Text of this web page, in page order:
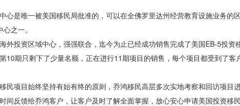
心是唯一被美国移民局批准的，可以在全佛罗里达州经营教育设施业务的
之一。
外投资区域中心，强强联合，迄今为止已经成功销售完成了美国EB-5投
10期只剩下了少量名额，正在进行11期项目的销售，每个项目都受到了
民项目始终坚持有始有终的原则，乔鸿移民高层多次实地考察和回访项目
间反馈给乔鸿客户，让客户及时了解全面掌握，放心安心申请美国投资移民